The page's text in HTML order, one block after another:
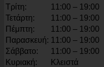
Τρίτη:
11:00 – 19:00
Τετάρτη:
11:00 – 19:00
Πέμπτη:
11:00 – 19:00
Παρασκευή: 11:00 – 19:00
Σάββατο:
11:00 – 19:00
Κυριακή:
Κλειστά